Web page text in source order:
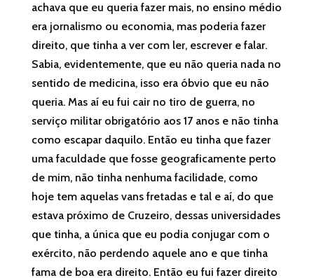
achava que eu queria fazer mais, no ensino médio
era jornalismo ou economia, mas poderia fazer
direito, que tinha a ver com ler, escrever e falar.
Sabia, evidentemente, que eu não queria nada no
sentido de medicina, isso era óbvio que eu não
queria. Mas aí eu fui cair no tiro de guerra, no
serviço militar obrigatório aos 17 anos e não tinha
como escapar daquilo. Então eu tinha que fazer
uma faculdade que fosse geograficamente perto
de mim, não tinha nenhuma facilidade, como
hoje tem aquelas vans fretadas e tal e aí, do que
estava próximo de Cruzeiro, dessas universidades
que tinha, a única que eu podia conjugar com o
exército, não perdendo aquele ano e que tinha
fama de boa era direito. Então eu fui fazer direito